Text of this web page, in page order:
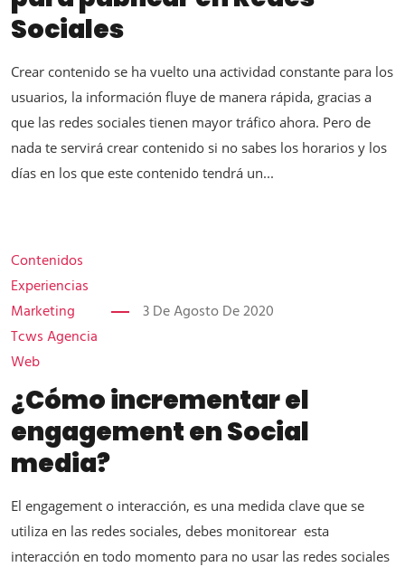
Sociales
Crear contenido se ha vuelto una actividad constante para los
usuarios, la información fluye de manera rápida, gracias a
que las redes sociales tienen mayor tráfico ahora. Pero de
nada te servirá crear contenido si no sabes los horarios y los
días en los que este contenido tendrá un...
Contenidos
Experiencias
Marketing
Tcws Agencia
Web
3 De Agosto De 2020
¿Cómo incrementar el
engagement en Social
media?
El engagement o interacción, es una medida clave que se
utiliza en las redes sociales, debes monitorear esta
interacción en todo momento para no usar las redes sociales